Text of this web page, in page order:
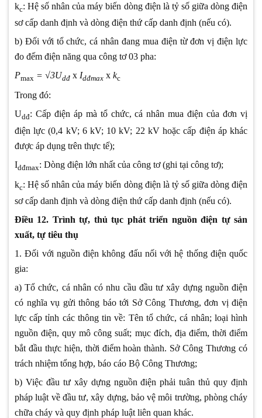
kc: Hệ số nhân của máy biến dòng điện là tỷ số giữa dòng điện
sơ cấp danh định và dòng điện thứ cấp danh định (nếu có).
b) Đối với tổ chức, cá nhân đang mua điện từ đơn vị điện lực
đo đếm điện năng qua công tơ 03 pha:
Pmax = √3Udđ x Idđmax x kc
Trong đó:
Udđ: Cấp điện áp mà tổ chức, cá nhân mua điện của đơn vị
điện lực (0,4 kV; 6 kV; 10 kV; 22 kV hoặc cấp điện áp khác
được áp dụng trên thực tế);
Idđmax: Dòng điện lớn nhất của công tơ (ghi tại công tơ);
kc: Hệ số nhân của máy biến dòng điện là tỷ số giữa dòng điện
sơ cấp danh định và dòng điện thứ cấp danh định (nếu có).
Điều 12. Trình tự, thủ tục phát triển nguồn điện tự sản
xuất, tự tiêu thụ
1. Đối với nguồn điện không đấu nối với hệ thống điện quốc
gia:
a) Tổ chức, cá nhân có nhu cầu đầu tư xây dựng nguồn điện
có nghĩa vụ gửi thông báo tới Sở Công Thương, đơn vị điện
lực cấp tỉnh các thông tin về: Tên tổ chức, cá nhân; loại hình
nguồn điện, quy mô công suất; mục đích, địa điểm, thời điểm
bắt đầu thực hiện, thời điểm hoàn thành. Sở Công Thương có
trách nhiệm tổng hợp, báo cáo Bộ Công Thương;
b) Việc đầu tư xây dựng nguồn điện phải tuân thủ quy định
pháp luật về đầu tư, xây dựng, bảo vệ môi trường, phòng cháy
chữa cháy và quy định pháp luật liên quan khác.